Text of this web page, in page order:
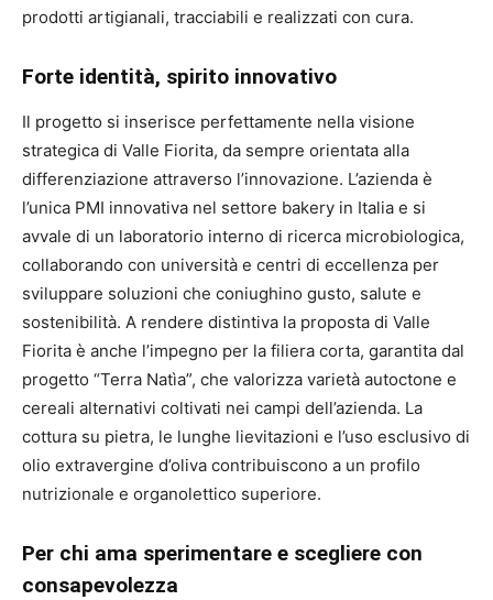
prodotti artigianali, tracciabili e realizzati con cura.
Forte identità, spirito innovativo
Il progetto si inserisce perfettamente nella visione
strategica di Valle Fiorita, da sempre orientata alla
differenziazione attraverso l’innovazione. L’azienda è
l’unica PMI innovativa nel settore bakery in Italia e si
avvale di un laboratorio interno di ricerca microbiologica,
collaborando con università e centri di eccellenza per
sviluppare soluzioni che coniughino gusto, salute e
sostenibilità. A rendere distintiva la proposta di Valle
Fiorita è anche l’impegno per la filiera corta, garantita dal
progetto “Terra Natìa”, che valorizza varietà autoctone e
cereali alternativi coltivati nei campi dell’azienda. La
cottura su pietra, le lunghe lievitazioni e l’uso esclusivo di
olio extravergine d’oliva contribuiscono a un profilo
nutrizionale e organolettico superiore.
Per chi ama sperimentare e scegliere con
consapevolezza